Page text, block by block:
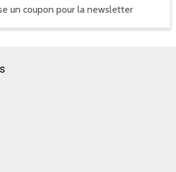
un coupon pour la newsletter